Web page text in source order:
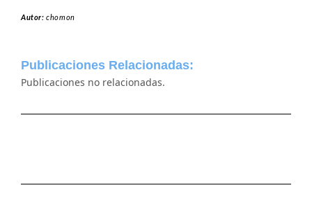
Autor:chomon
Publicaciones Relacionadas:
Publicaciones no relacionadas.